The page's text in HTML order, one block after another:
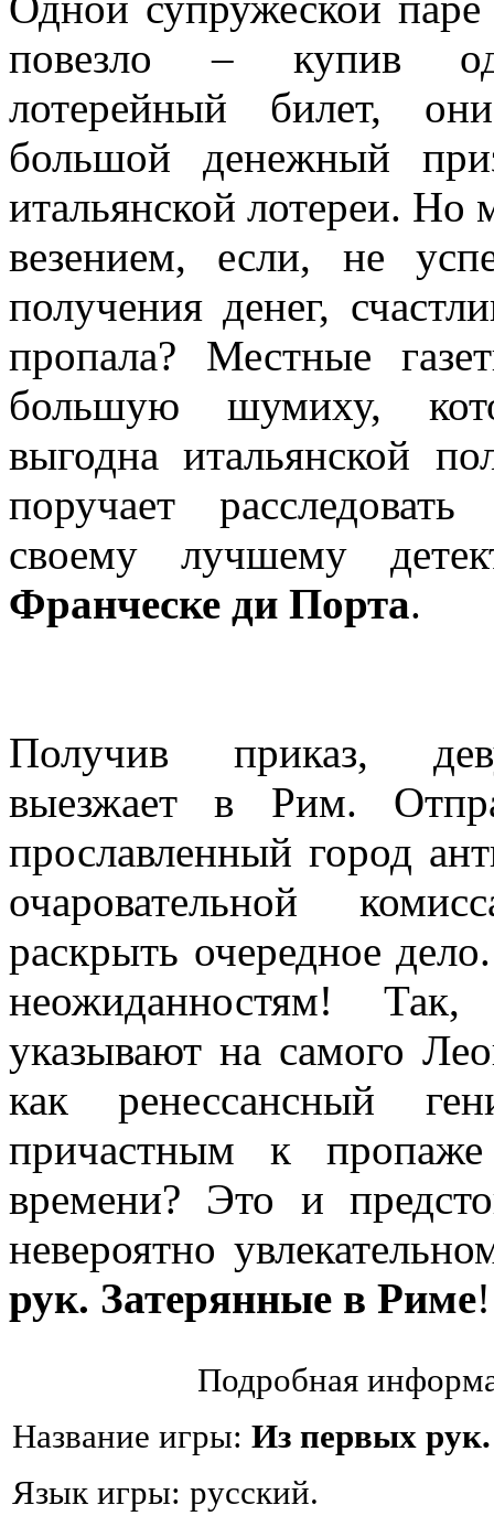
повезло – купив
лотерейный билет,
большой денежный
итальянской лотереи. Но
везением, если, не
получения денег,
пропала? Местные
большую шумиху,
выгодна итальянской
поручает
своему лучшему
Франческе ди Порта.
Получив приказ,
выезжает в Рим.
прославленный город
очаровательной
раскрыть очередное
неожиданностям!
указывают на самого
как ренессансный
причастным к
времени? Это и
невероятно
рук. Затерянные в Риме!
Подробная
Название игры: Из первых
Язык игры: русский.